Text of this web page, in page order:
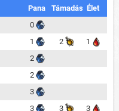
Pana Támadás Élet
0
1 2
1
2
2
3
3 3
3